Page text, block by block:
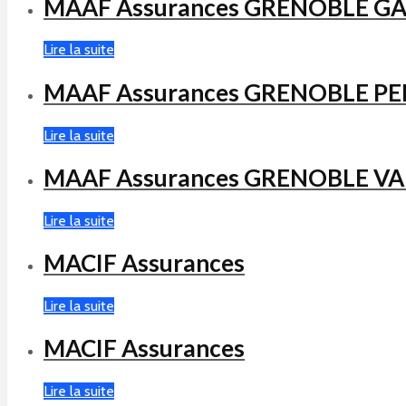
MAAF Assurances GRENOBLE
Lire la suite
MAAF Assurances GRENOBLE
Lire la suite
MAAF Assurances GRENOBLE
Lire la suite
MACIF Assurances
Lire la suite
MACIF Assurances
Lire la suite